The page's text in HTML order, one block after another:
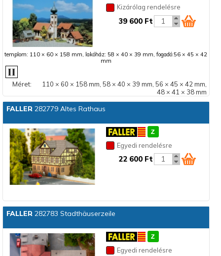
Teherkocsi
Templom, kápolna
Városi épület
Villanymozdony
Kizárólag rendelésre
39 600 Ft
templom: 110 × 60 × 158 mm, lakóház: 58 × 40 × 39 mm, fogadó:56 × 45 × 42
mm
Méret:
110 × 60 × 158 mm, 58 × 40 × 39 mm, 56 × 45 × 42 mm,
48 × 41 × 38 mm
FALLER 282779 Altes Rathaus
Egyedi rendelésre
22 600 Ft
FALLER 282783 Stadthäuserzeile
Egyedi rendelésre